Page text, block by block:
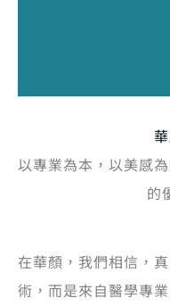
以專業為本，以美感
的
在華顏，我們相信，
術，而是來自醫學專